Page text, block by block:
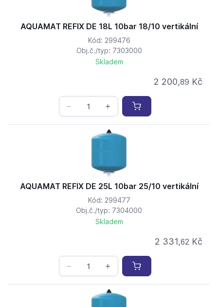
AQUAMAT REFIX DE 18L 10bar 18/10 vertikální
Kód: 299476
Obj.č./typ: 7303000
Skladem
2 200,89 Kč
AQUAMAT REFIX DE 25L 10bar 25/10 vertikální
Kód: 299477
Obj.č./typ: 7304000
Skladem
2 331,62 Kč